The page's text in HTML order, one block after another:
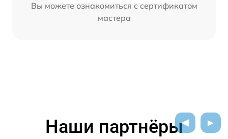
Вы можете ознакомиться с сертификатом
мастера
Наши партнёры